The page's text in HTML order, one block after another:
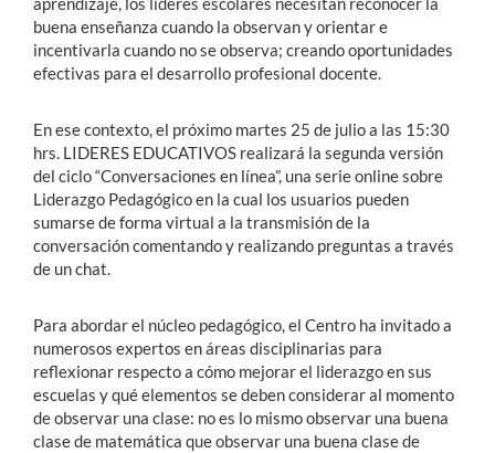
English
buena enseñanza cuando la observan y orientar e
incentivarla cuando no se observa; creando oportunidades
efectivas para el desarrollo profesional docente.
En ese contexto, el próximo martes 25 de julio a las 15:30
hrs. LIDERES EDUCATIVOS realizará la segunda versión
del ciclo “Conversaciones en línea”, una serie online sobre
Liderazgo Pedagógico en la cual los usuarios pueden
sumarse de forma virtual a la transmisión de la
conversación comentando y realizando preguntas a través
de un chat.
Para abordar el núcleo pedagógico, el Centro ha invitado a
numerosos expertos en áreas disciplinarias para
reflexionar respecto a cómo mejorar el liderazgo en sus
escuelas y qué elementos se deben considerar al momento
de observar una clase: no es lo mismo observar una buena
clase de matemática que observar una buena clase de